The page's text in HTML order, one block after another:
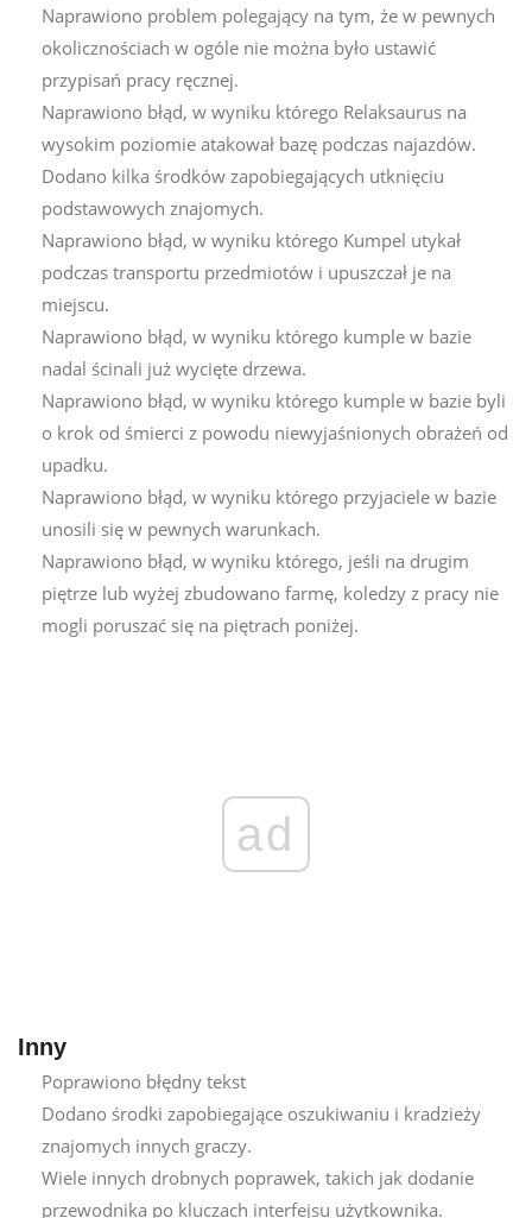
Naprawiono problem polegający na tym, że w pewnych
okolicznościach w ogóle nie można było ustawić
przypisań pracy ręcznej.
Naprawiono błąd, w wyniku którego Relaksaurus na
wysokim poziomie atakował bazę podczas najazdów.
Dodano kilka środków zapobiegających utknięciu
podstawowych znajomych.
Naprawiono błąd, w wyniku którego Kumpel utykał
podczas transportu przedmiotów i upuszczał je na
miejscu.
Naprawiono błąd, w wyniku którego kumple w bazie
nadal ścinali już wycięte drzewa.
Naprawiono błąd, w wyniku którego kumple w bazie byli
o krok od śmierci z powodu niewyjaśnionych obrażeń od
upadku.
Naprawiono błąd, w wyniku którego przyjaciele w bazie
unosili się w pewnych warunkach.
Naprawiono błąd, w wyniku którego, jeśli na drugim
piętrze lub wyżej zbudowano farmę, koledzy z pracy nie
mogli poruszać się na piętrach poniżej.
ad
Inny
Poprawiono błędny tekst
Dodano środki zapobiegające oszukiwaniu i kradzieży
znajomych innych graczy.
Wiele innych drobnych poprawek, takich jak dodanie
przewodnika po kluczach interfejsu użytkownika.